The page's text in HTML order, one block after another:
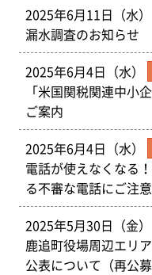
2025年6月11日（水）
漏水調査のお知らせ
2025年6月4日（水）
「米国関税関連中小
ご案内
2025年6月4日（水）
電話が使えなくなる
る不審な電話にご注意
2025年5月30日（金）
鹿追町役場周辺エリ
公表について（再公募